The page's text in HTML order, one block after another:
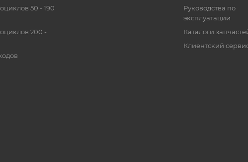
50 - 190
200 -
Руководства по
эксплуатации
Каталоги
Клиентский